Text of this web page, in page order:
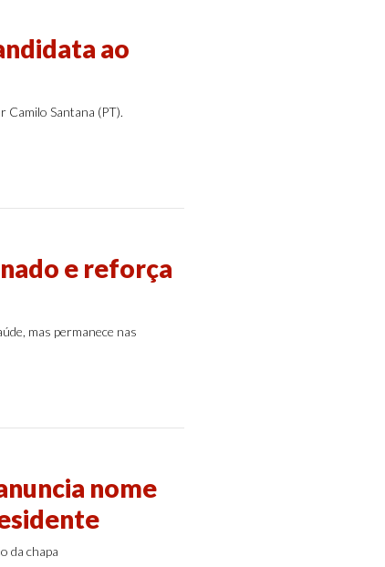
ao
Camilo Santana (PT).
e reforça
mas permanece nas
nome
da chapa